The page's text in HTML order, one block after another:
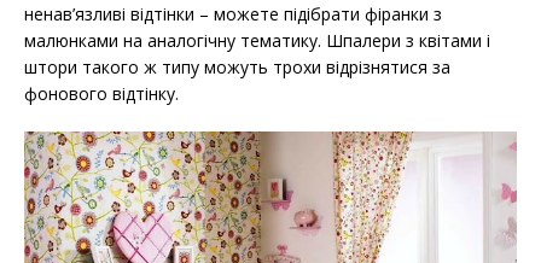
ненав’язливі відтінки – можете підібрати фіранки з
малюнками на аналогічну тематику. Шпалери з квітами і
штори такого ж типу можуть трохи відрізнятися за
фонового відтінку.